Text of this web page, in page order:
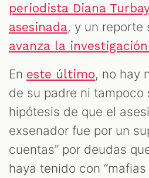
periodista Diana
asesinada, y un reporte
avanza la
En este último, no hay
de su padre ni tampoco
hipótesis de que el
exsenador fue por un
cuentas” por deudas
haya tenido con “mafias